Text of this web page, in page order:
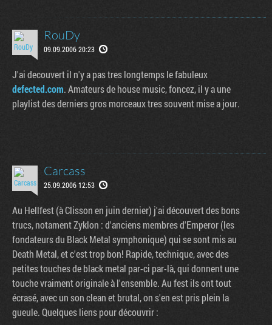
RouDy
09.09.2006 20:23
J'ai decouvert il n'y a pas tres longtemps le fabuleux
defected.com. Amateurs de house music, foncez, il y a une
playlist des derniers gros morceaux tres souvent mise a jour.
Carcass
25.09.2006 12:53
Au Hellfest (à Clisson en juin dernier) j'ai découvert des bons
trucs, notament Zyklon : d'anciens membres d'Emperor (les
fondateurs du Black Metal symphonique) qui se sont mis au
Death Metal, et c'est trop bon! Rapide, technique, avec des
petites touches de black metal par-ci par-là, qui donnent une
touche vraiment originale à l'ensemble. Au fest ils ont tout
écrasé, avec un son clean et brutal, on s'en est pris plein la
gueule. Quelques liens pour découvrir :